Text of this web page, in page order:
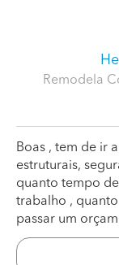
Remodela
Boas , tem de ir
estruturais,
quanto tempo
trabalho ,
passar um